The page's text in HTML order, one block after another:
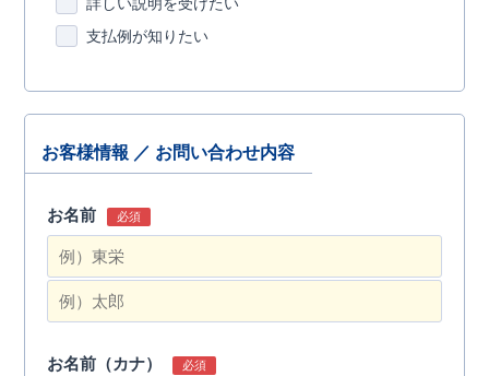
支払例が知りたい
お客様情報 ／ お問い合わせ内容
お名前 必須
お名前（カナ） 必須